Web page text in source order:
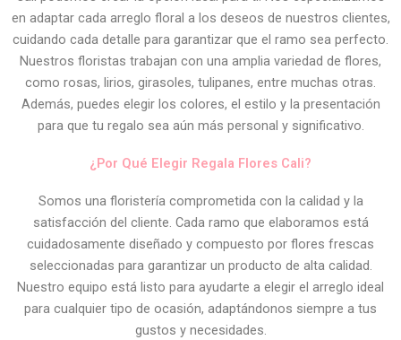
en adaptar cada arreglo floral a los deseos de nuestros clientes,
cuidando cada detalle para garantizar que el ramo sea perfecto.
Nuestros floristas trabajan con una amplia variedad de flores,
como rosas, lirios, girasoles, tulipanes, entre muchas otras.
Además, puedes elegir los colores, el estilo y la presentación
para que tu regalo sea aún más personal y significativo.
¿Por Qué Elegir Regala Flores Cali?
Somos una floristería comprometida con la calidad y la
satisfacción del cliente. Cada ramo que elaboramos está
cuidadosamente diseñado y compuesto por flores frescas
seleccionadas para garantizar un producto de alta calidad.
Nuestro equipo está listo para ayudarte a elegir el arreglo ideal
para cualquier tipo de ocasión, adaptándonos siempre a tus
gustos y necesidades.